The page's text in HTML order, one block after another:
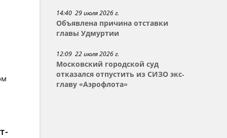
14:40 29 июля 2026 г.
Объявлена причина отставки
главы Удмуртии
12:09 22 июля 2026 г.
Московский городской суд
отказался отпустить из СИЗО экс-
главу «Аэрофлота»